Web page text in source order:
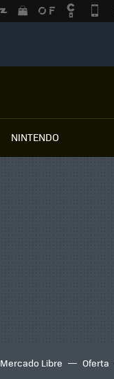
NINTENDO
Mercado Libre Oferta